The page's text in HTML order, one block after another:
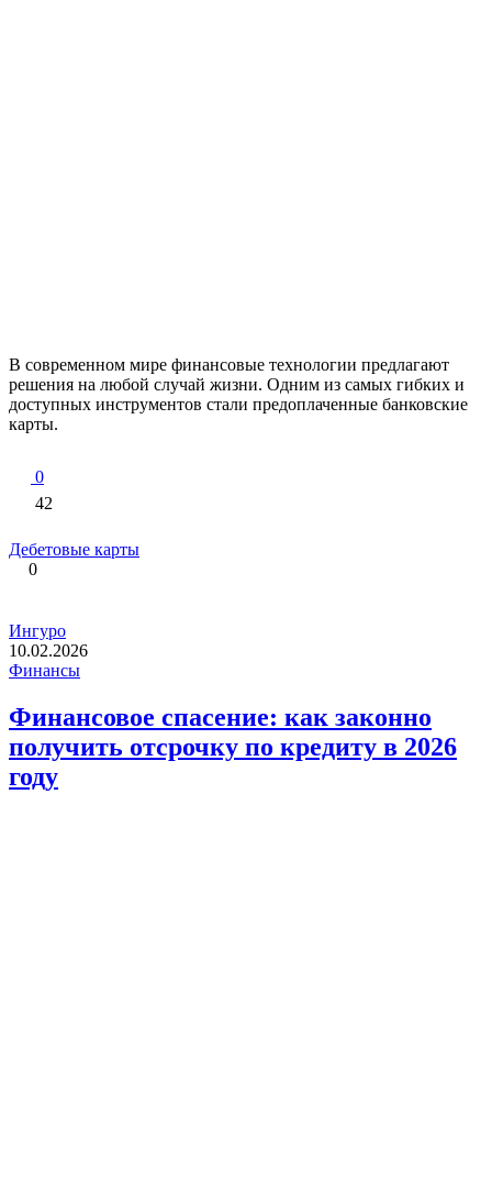
В современном мире финансовые технологии предлагают
решения на любой случай жизни. Одним из самых гибких и
доступных инструментов стали предоплаченные банковские
карты.
0
42
Дебетовые карты
0
Ингуро
10.02.2026
Финансы
Финансовое спасение: как законно
получить отсрочку по кредиту в 2026
году